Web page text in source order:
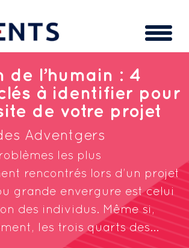
de l’humain : 4
à identifier pour
de votre projet
Adventgers
les plus
rencontrés lors d’un projet
grande envergure est celui
des individus. Même si,
les trois quarts des...